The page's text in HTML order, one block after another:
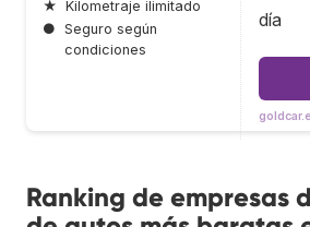
★ Kilometraje ilimitado
● Seguro según
condiciones
día
Ranking de empresas